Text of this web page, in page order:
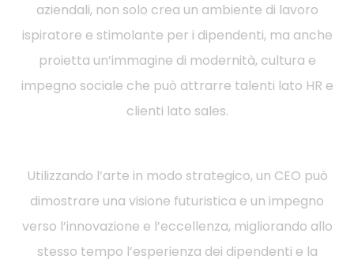
aziendali, non solo crea un ambiente di lavoro
ispiratore e stimolante per i dipendenti, ma anche
proietta un’immagine di modernità, cultura e
impegno sociale che può attrarre talenti lato HR e
clienti lato sales.
Utilizzando l’arte in modo strategico, un CEO può
dimostrare una visione futuristica e un impegno
verso l’innovazione e l’eccellenza, migliorando allo
stesso tempo l’esperienza dei dipendenti e la